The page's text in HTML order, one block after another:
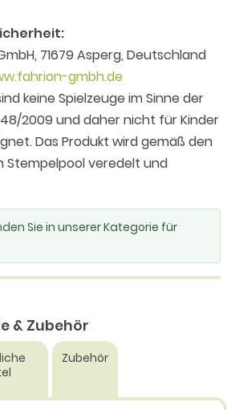
71679 Asperg, Deutschland
gmbh.de
keine Spielzeuge im Sinne der
2009 und daher nicht für Kinder
Das Produkt wird gemäß den
Stempelpool veredelt und
Sie in unserer Kategorie für
& Zubehör
Zubehör